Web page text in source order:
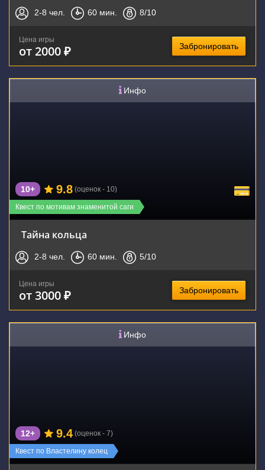
2-8 чел. 60 мин. 8/10
Цена игры
от 2000 ₽ Забронировать
Инфо
Квест по мотивам знаменитой саги
10+ 9.8 (оценок - 10)
Тайна кольца
2-8 чел. 60 мин. 5/10
Цена игры
от 3000 ₽ Забронировать
Инфо
Квест по Властелину колец
12+ 9.4 (оценок - 7)